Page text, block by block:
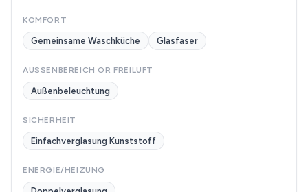
KOMFORT
Gemeinsame Waschküche Glasfaser
AUSSENBEREICH OR FREILUFT
Außenbeleuchtung
SICHERHEIT
Einfachverglasung Kunststoff
ENERGIE/HEIZUNG